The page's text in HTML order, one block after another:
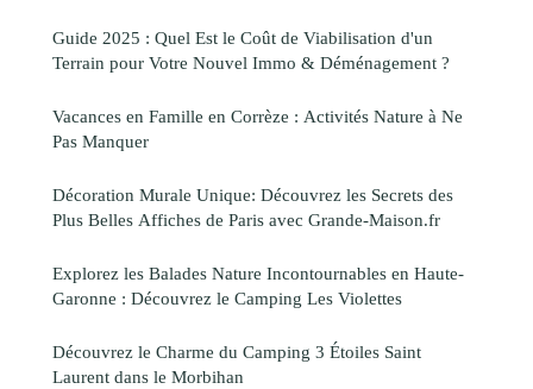
Guide 2025 : Quel Est le Coût de Viabilisation d'un
Terrain pour Votre Nouvel Immo & Déménagement ?
Vacances en Famille en Corrèze : Activités Nature à Ne
Pas Manquer
Décoration Murale Unique: Découvrez les Secrets des
Plus Belles Affiches de Paris avec Grande-Maison.fr
Explorez les Balades Nature Incontournables en Haute-
Garonne : Découvrez le Camping Les Violettes
Découvrez le Charme du Camping 3 Étoiles Saint
Laurent dans le Morbihan